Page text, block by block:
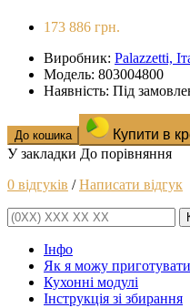
173 886 грн.
Виробник: Palazzetti,
Модель: 803004800
Наявність: Під
До кошика
Купити в
У закладки До порівняння
0 відгуків /Написати відгук
Інфо
Як я можу
Кухонні модулі
Інструкція зі збирання